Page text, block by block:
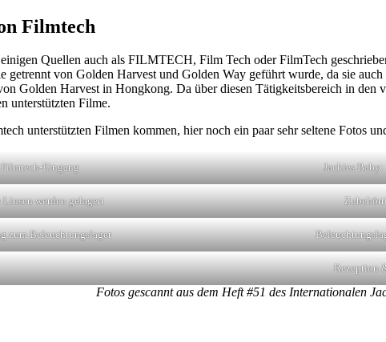
Filmtech
Quellen auch als FILMTECH, Film Tech oder FilmTech
getrennt von Golden Harvest und Golden Way geführt wurde, da sie
Golden Harvest in Hongkong. Da über diesen Tätigkeitsbereich in
unterstützten Filme.
unterstützten Filmen kommen, hier noch ein paar sehr seltene Fotos
Filmtech-Eingang Jackies Baby:
Linsen werden gelagert
zum Beleuchtungslager
Rezeption
Fotos gescannt aus dem Heft #51 des Internationalen